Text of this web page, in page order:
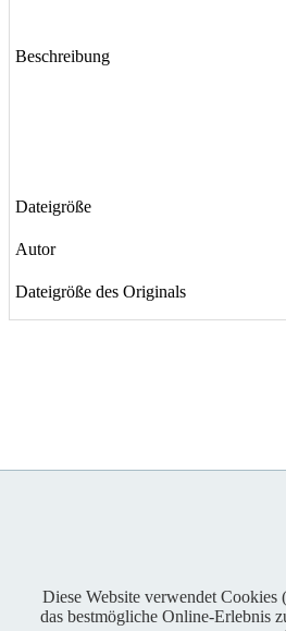
Beschreibung
Dateigröße
Autor
Dateigröße des Originals
Diese Website verwendet
das bestmögliche Online-Erlebnis